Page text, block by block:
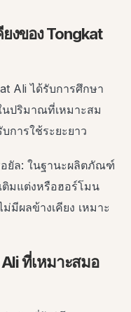
งของ Tongkat
Ali ได้รับการศึกษา
นปริมาณที่เหมาะสม
การใช้ระยะยาว
ยัล: ในฐานะผลิตภัณฑ์
ติมแต่งหรือฮอร์โมน
มีผลข้างเคียง เหมาะ
ที่เหมาะสมอ